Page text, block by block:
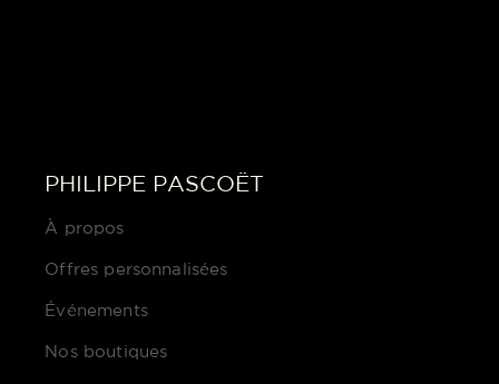
PHILIPPE PASCOËT
À propos
Offres personnalisées
Événements
Nos boutiques